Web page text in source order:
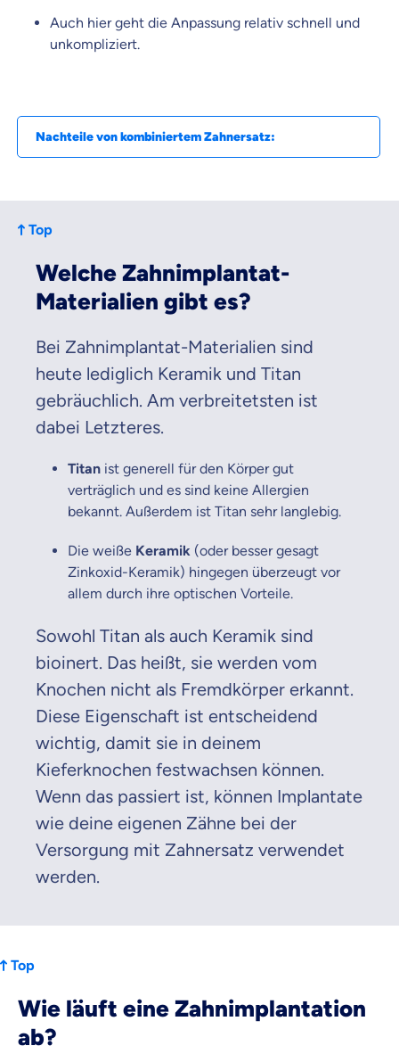
Auch hier geht die Anpassung relativ schnell und
unkompliziert.
Nachteile von kombiniertem Zahnersatz:
Top
Welche Zahnimplantat-
Materialien gibt es?
Bei Zahnimplantat-Materialien sind
heute lediglich Keramik und Titan
gebräuchlich. Am verbreitetsten ist
dabei Letzteres.
Titan ist generell für den Körper gut
verträglich und es sind keine Allergien
bekannt. Außerdem ist Titan sehr langlebig.
Die weiße Keramik (oder besser gesagt
Zinkoxid-Keramik) hingegen überzeugt vor
allem durch ihre optischen Vorteile.
Sowohl Titan als auch Keramik sind
bioinert. Das heißt, sie werden vom
Knochen nicht als Fremdkörper erkannt.
Diese Eigenschaft ist entscheidend
wichtig, damit sie in deinem
Kieferknochen festwachsen können.
Wenn das passiert ist, können Implantate
wie deine eigenen Zähne bei der
Versorgung mit Zahnersatz verwendet
werden.
Top
Wie läuft eine Zahnimplantation
ab?